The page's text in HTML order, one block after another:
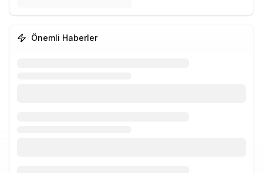
Önemli Haberler